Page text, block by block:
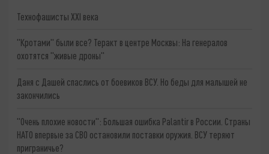
Технофашисты XXI века
"Кротами" были все? Теракт в центре Москвы: На генералов
охотятся "живые дроны"
Даня с Дашей спаслись от боевиков ВСУ. Но беды для малышей не
закончились
"Очень плохие новости": Большая ошибка Palantir в России. Страны
НАТО впервые за СВО остановили поставки оружия. ВСУ теряют
приграничье?